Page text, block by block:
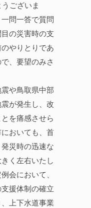
ございま
問一答で質問
の災害時の支
やりとりであ
、要望のみさ
や鳥取県中部
が発生し、改
を痛感させら
おいても、首
災時の迅速な
く左右いたし
会において、
援体制の確立
上下水道事業